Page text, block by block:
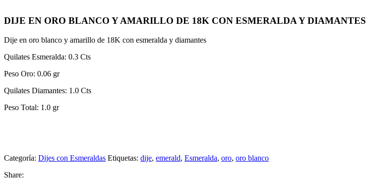
DIJE EN ORO BLANCO Y AMARILLO DE 18K CON ESMERALDA Y DIAMANTES
Dije en oro blanco y amarillo de 18K con esmeralda y diamantes
Quilates Esmeralda: 0.3 Cts
Peso Oro: 0.06 gr
Quilates Diamantes: 1.0 Cts
Peso Total: 1.0 gr
Categoría: Dijes con Esmeraldas Etiquetas: dije, emerald, Esmeralda, oro, oro blanco
Share: